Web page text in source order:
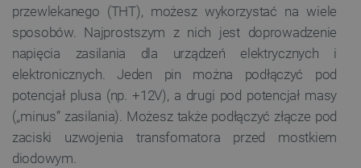
przewlekanego (THT), możesz wykorzystać na wiele
sposobów. Najprostszym z nich jest doprowadzenie
napięcia zasilania dla urządzeń elektrycznych i
elektronicznych. Jeden pin można podłączyć pod
potencjał plusa (np. +12V), a drugi pod potencjał masy
(,,minus” zasilania). Możesz także podłączyć złącze pod
zaciski uzwojenia transfomatora przed mostkiem
diodowym.